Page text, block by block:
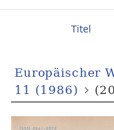
Titel
Europäischer
11 (1986)